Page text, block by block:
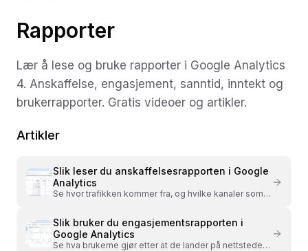
Rapporter
Lær å lese og bruke rapporter i Google Analytics
4. Anskaffelse, engasjement, sanntid, inntekt og
brukerrapporter. Gratis videoer og artikler.
Artikler
Slik leser du anskaffelsesrapporten i Google
Analytics
Se hvor trafikken kommer fra, og hvilke kanaler som
Slik bruker du engasjementsrapporten i
Google Analytics
Se hva brukerne gjør etter at de lander på nettstedet